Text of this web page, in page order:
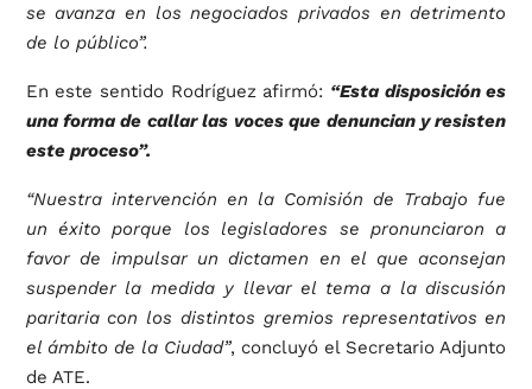
se avanza en los negociados privados en detrimento
de lo público”.
En este sentido Rodríguez afirmó: “Esta disposición es
una forma de callar las voces que denuncian y resisten
este proceso”.
“Nuestra intervención en la Comisión de Trabajo fue
un éxito porque los legisladores se pronunciaron a
favor de impulsar un dictamen en el que aconsejan
suspender la medida y llevar el tema a la discusión
paritaria con los distintos gremios representativos en
el ámbito de la Ciudad”, concluyó el Secretario Adjunto
de ATE.